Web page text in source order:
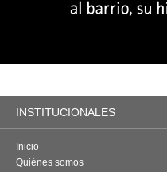
INSTITUCIONALES
Inicio
Quiénes somos